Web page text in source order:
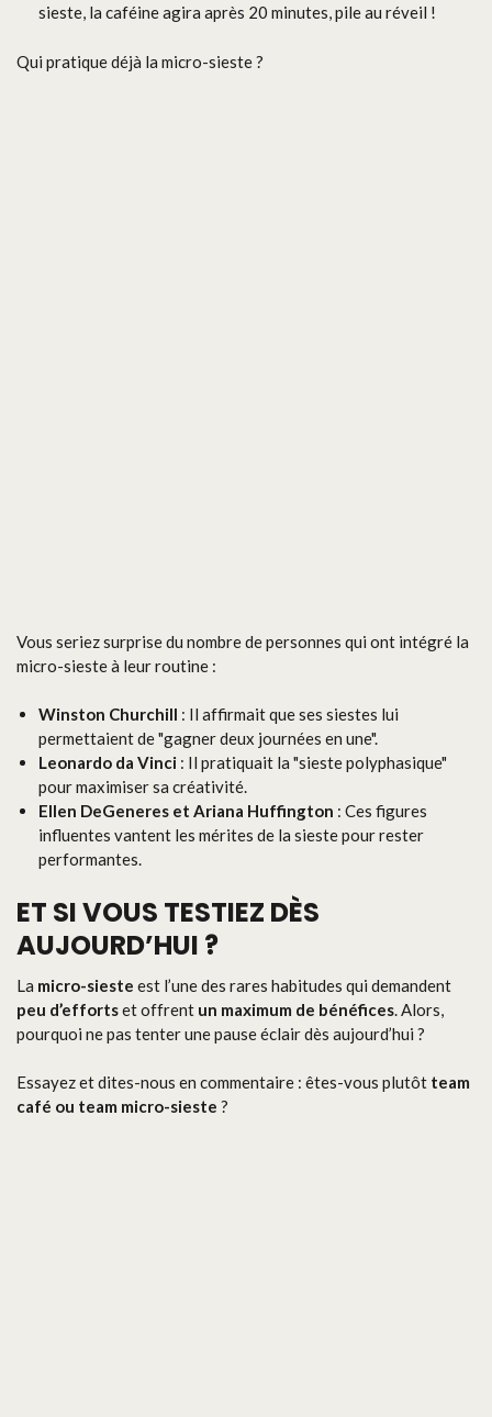
sieste, la caféine agira après 20 minutes, pile au réveil !
Qui pratique déjà la micro-sieste ?
Vous seriez surprise du nombre de personnes qui ont intégré la
micro-sieste à leur routine :
Winston Churchill : Il affirmait que ses siestes lui
permettaient de "gagner deux journées en une".
Leonardo da Vinci : Il pratiquait la "sieste polyphasique"
pour maximiser sa créativité.
Ellen DeGeneres et Ariana Huffington : Ces figures
influentes vantent les mérites de la sieste pour rester
performantes.
ET SI VOUS TESTIEZ DÈS
AUJOURD’HUI ?
La micro-sieste est l’une des rares habitudes qui demandent
peu d’effortset offrent un maximum de bénéfices. Alors,
pourquoi ne pas tenter une pause éclair dès aujourd’hui ?
Essayez et dites-nous en commentaire : êtes-vous plutôt team
café ou team micro-sieste ?